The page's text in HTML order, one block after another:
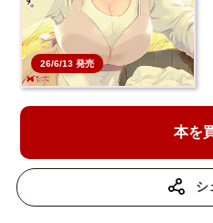
26/6/13 発売
本を
シ